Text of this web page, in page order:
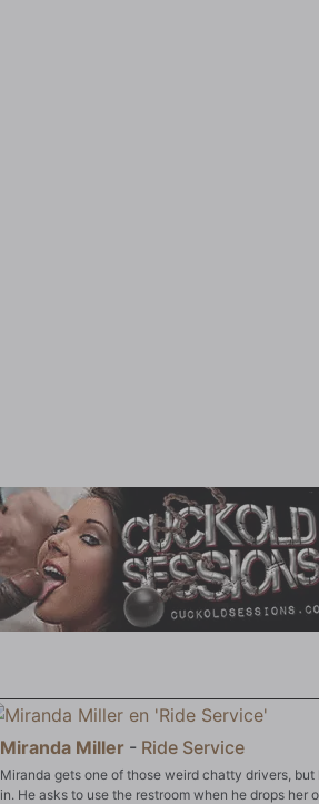
Miranda Miller - Ride Service
Miranda gets one of those weird chatty drivers,
in. He asks to use the restroom when he drops her